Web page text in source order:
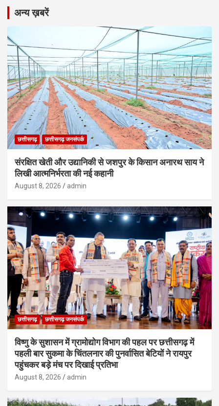
अन्य ख़बरें
छत्तीसगढ़ छत्तीसगढ़ जनसंपर्क
संरक्षित खेती और उद्यानिकी से जशपुर के किसान अनारथ साय ने
लिखी आत्मनिर्भरता की नई कहानी
August 8, 2026 admin
छत्तीसगढ़ छत्तीसगढ़ जनसंपर्क
विष्णु के सुशासन में ग्रामोद्योग विभाग की पहल पर छत्तीसगढ़ में
पहली बार सुकमा के चिंतलनार की पुनर्वासित बेटियों ने रायपुर
पहुंचकर बड़े मंच पर दिखाई प्रतिभा
August 8, 2026 admin